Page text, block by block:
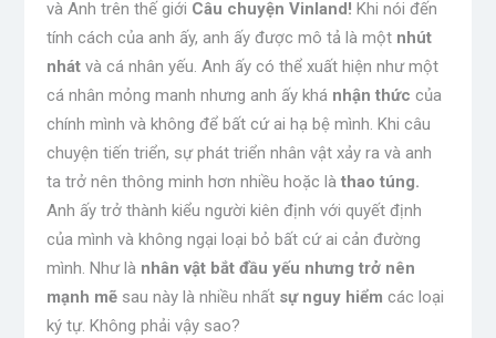
và Anh trên thế giới Câu chuyện Vinland! Khi nói đến
tính cách của anh ấy, anh ấy được mô tả là một nhút
nhát và cá nhân yếu. Anh ấy có thể xuất hiện như một
cá nhân mỏng manh nhưng anh ấy khá nhận thức của
chính mình và không để bất cứ ai hạ bệ mình. Khi câu
chuyện tiến triển, sự phát triển nhân vật xảy ra và anh
ta trở nên thông minh hơn nhiều hoặc là thao túng.
Anh ấy trở thành kiểu người kiên định với quyết định
của mình và không ngại loại bỏ bất cứ ai cản đường
mình. Như là nhân vật bắt đầu yếu nhưng trở nên
mạnh mẽsau này là nhiều nhất sự nguy hiểm các loại
ký tự. Không phải vậy sao?